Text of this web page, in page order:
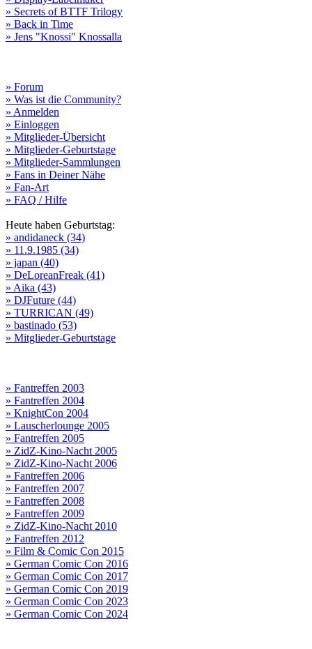
» Secrets of BTTF Trilogy
» Back in Time
» Jens "Knossi" Knossalla
» Forum
» Was ist die Community?
» Anmelden
» Einloggen
» Mitglieder-Übersicht
» Mitglieder-Geburtstage
» Mitglieder-Sammlungen
» Fans in Deiner Nähe
» Fan-Art
» FAQ / Hilfe
Heute haben Geburtstag:
» andidaneck (34)
» 11.9.1985 (34)
» japan (40)
» DeLoreanFreak (41)
» Aika (43)
» DJFuture (44)
» TURRICAN (49)
» bastinado (53)
» Mitglieder-Geburtstage
» Fantreffen 2003
» Fantreffen 2004
» KnightCon 2004
» Lauscherlounge 2005
» Fantreffen 2005
» ZidZ-Kino-Nacht 2005
» ZidZ-Kino-Nacht 2006
» Fantreffen 2006
» Fantreffen 2007
» Fantreffen 2008
» Fantreffen 2009
» ZidZ-Kino-Nacht 2010
» Fantreffen 2012
» Film & Comic Con 2015
» German Comic Con 2016
» German Comic Con 2017
» German Comic Con 2019
» German Comic Con 2023
» German Comic Con 2024